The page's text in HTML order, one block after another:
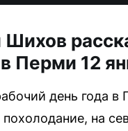
Перми 12
день года в
на